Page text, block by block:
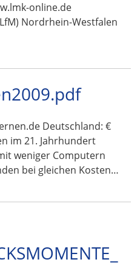
online.de
Nordrhein-Westfalen
Deutschland: €
im 21. Jahrhundert
weniger Computern
bei gleichen Kosten…